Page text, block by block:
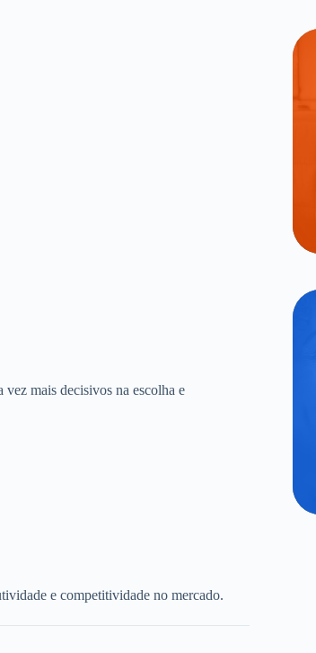
vez mais decisivos na escolha e
e competitividade no mercado.